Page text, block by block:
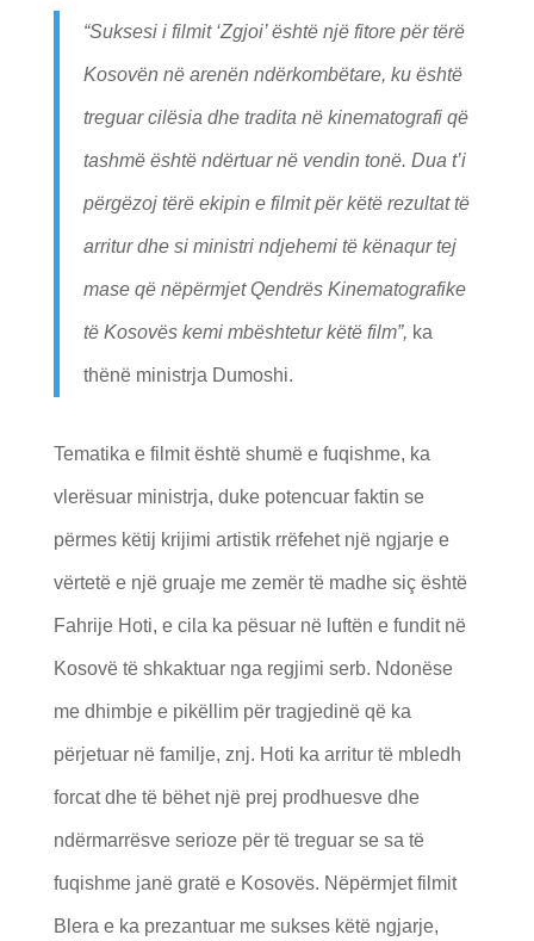
“Suksesi i filmit ‘Zgjoi’ është një fitore për tërë
Kosovën në arenën ndërkombëtare, ku është
treguar cilësia dhe tradita në kinematografi që
tashmë është ndërtuar në vendin tonë. Dua t’i
përgëzoj tërë ekipin e filmit për këtë rezultat të
arritur dhe si ministri ndjehemi të kënaqur tej
mase që nëpërmjet Qendrës Kinematografike
të Kosovës kemi mbështetur këtë film”, ka
thënë ministrja Dumoshi.
Tematika e filmit është shumë e fuqishme, ka
vlerësuar ministrja, duke potencuar faktin se
përmes këtij krijimi artistik rrëfehet një ngjarje e
vërtetë e një gruaje me zemër të madhe siç është
Fahrije Hoti, e cila ka pësuar në luftën e fundit në
Kosovë të shkaktuar nga regjimi serb. Ndonëse
me dhimbje e pikëllim për tragjedinë që ka
përjetuar në familje, znj. Hoti ka arritur të mbledh
forcat dhe të bëhet një prej prodhuesve dhe
ndërmarrësve serioze për të treguar se sa të
fuqishme janë gratë e Kosovës. Nëpërmjet filmit
Blera e ka prezantuar me sukses këtë ngjarje,